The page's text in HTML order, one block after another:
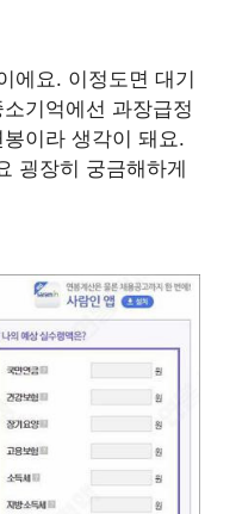
에요. 이정도면 대기
기억에선 과장급정
이라 생각이 돼요.
굉장히 궁금해하게